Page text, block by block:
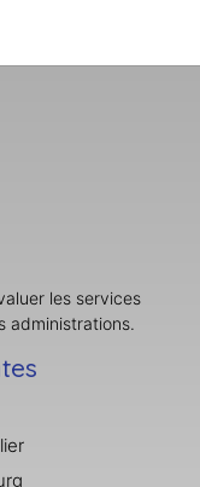
les services
administrations.